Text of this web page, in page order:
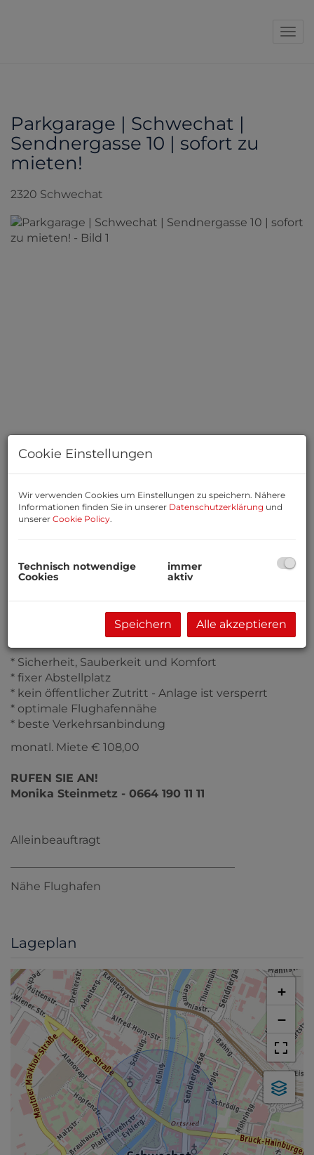
Parkgarage | Schwechat |
Sendnergasse 10 | sofort zu
mieten!
2320 Schwechat
Basisdaten zur Immobilie
Beschreibung
Ihre Vorteile im Überblick!
* Sicherheit, Sauberkeit und Komfort
* fixer Abstellplatz
* kein öffentlicher Zutritt - Anlage ist versperrt
* optimale Flughafennähe
* beste Verkehrsanbindung
monatl. Miete € 108,00
RUFEN SIE AN!
Monika Steinmetz - 0664 190 11 11
Alleinbeauftragt
Nähe Flughafen
Lageplan
+
−
Cookie Einstellungen
Wir verwenden Cookies um Einstellungen zu speichern. Nähere
Informationen finden Sie in unserer Datenschutzerklärung und
unserer Cookie Policy.
Technisch notwendige
Cookies
immer
aktiv
Speichern Alle akzeptieren